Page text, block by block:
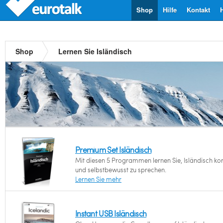
Kontakt
Hilfe
Shop
Shop Lernen Sie Isländisch
Premium Set Isländisch
Mit diesen 5 Programmen lernen Sie, Isländisch
und selbstbewusst zu sprechen.
Lernen Sie mehr
Instant USB Isländisch